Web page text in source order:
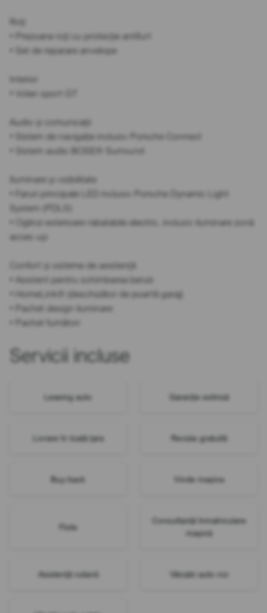
Roți
• Prezoane roți cu protecție antifurt
• Set de reparare anvelope
Interior
• Volan sport GT
Audio și comunicații
• Sistem de navigație inclusiv Porsche Connect
• Sistem audio BOSE® Surround
Iluminare și vizibilitate
• Faruri principale LED inclusiv Porsche Dynamic Light
System (PDLS)
• Oglinzi exterioare rabatabile electric, inclusiv iluminare zonă
acces uși
Confort și sisteme de asistență
• Asistent pentru schimbarea benzii
• HomeLink® (deschizător de poartă garaj)
• Pachet design iluminare
• Pachet fumători
Servicii incluse
Leasing auto Garanție extinsă
Livrare în toată țara Revizie gratuită
Buy-back Vinde mașina
Flote
Consultanță înmatriculare
mașină
Asistență rutieră Vânzări auto noi